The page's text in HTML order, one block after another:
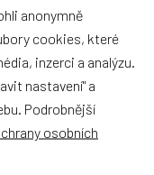
batoh Ergobag
Pack - Caleido Blue
anonymně
cookies, které
inzerci a analýzu.
nastavení" a
Podrobnější
osobních